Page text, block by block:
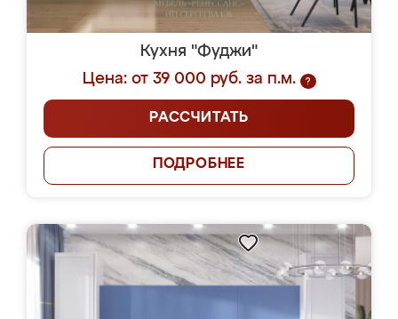
Кухня "Фуджи"
Цена: от 39 000 руб. за п.м.
?
РАССЧИТАТЬ
ПОДРОБНЕЕ